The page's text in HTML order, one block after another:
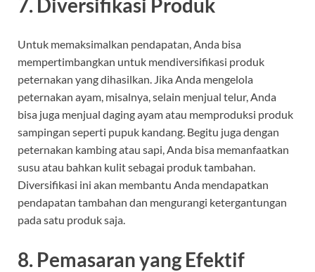
7. Diversifikasi Produk
Untuk memaksimalkan pendapatan, Anda bisa
mempertimbangkan untuk mendiversifikasi produk
peternakan yang dihasilkan. Jika Anda mengelola
peternakan ayam, misalnya, selain menjual telur, Anda
bisa juga menjual daging ayam atau memproduksi produk
sampingan seperti pupuk kandang. Begitu juga dengan
peternakan kambing atau sapi, Anda bisa memanfaatkan
susu atau bahkan kulit sebagai produk tambahan.
Diversifikasi ini akan membantu Anda mendapatkan
pendapatan tambahan dan mengurangi ketergantungan
pada satu produk saja.
8. Pemasaran yang Efektif